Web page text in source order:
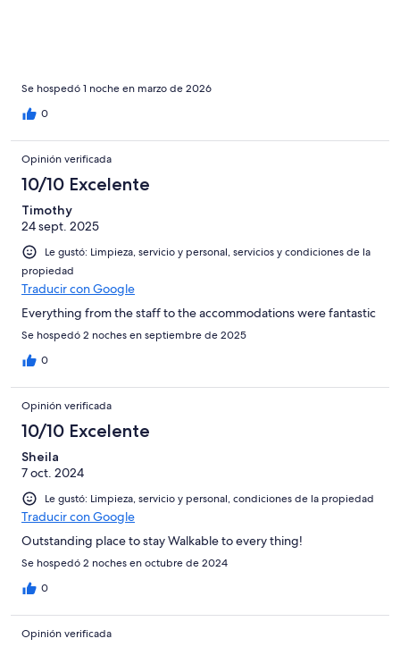
Se hospedó 1 noche en marzo de 2026
0
Opinión verificada
10/10 Excelente
Timothy
24 sept. 2025
Le gustó: Limpieza, servicio y personal, servicios y condiciones de la
propiedad
Traducir con Google
Everything from the staff to the accommodations were fantastic
Se hospedó 2 noches en septiembre de 2025
0
Opinión verificada
10/10 Excelente
Sheila
7 oct. 2024
Le gustó: Limpieza, servicio y personal, condiciones de la propiedad
Traducir con Google
Outstanding place to stay Walkable to every thing!
Se hospedó 2 noches en octubre de 2024
0
Opinión verificada